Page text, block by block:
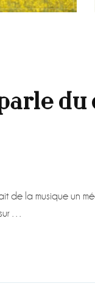
de la musique un
…